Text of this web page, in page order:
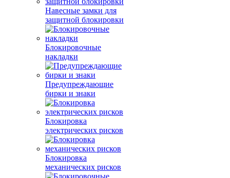
Навесные замки для
защитной блокировки
Блокировочные
накладки
Предупреждающие
бирки и знаки
Блокировка
электрических рисков
Блокировка
механических рисков